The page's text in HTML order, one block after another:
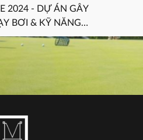
2024 - DỰ ÁN GÂY
BƠI & KỸ NĂNG
NƯỚC CHO TRẺ
NAM
CÂU LẠC BỘ
LINKS 2023
2022
MONTGOMERIE